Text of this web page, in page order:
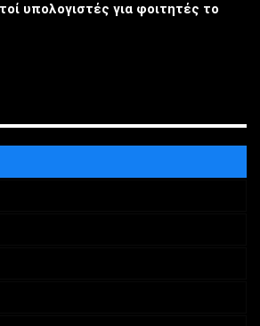
υπολογιστές για φοιτητές το